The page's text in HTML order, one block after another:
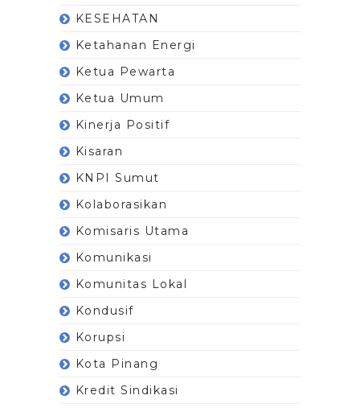
KESEHATAN
Ketahanan Energi
Ketua Pewarta
Ketua Umum
Kinerja Positif
Kisaran
KNPI Sumut
Kolaborasikan
Komisaris Utama
Komunikasi
Komunitas Lokal
Kondusif
Korupsi
Kota Pinang
Kredit Sindikasi